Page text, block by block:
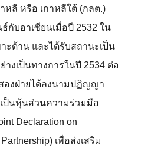
ลี หรือ เกาหลีใต้ (กลต.)
กับอาเซียนเมื่อปี 2532 ใน
ะด้าน และได้รับสถานะเป็น
างเป็นทางการในปี 2534 ต่อ
องฝ่ายได้ลงนามปฏิญญา
ป็นหุ้นส่วนความร่วมมือ
Declaration on
เพื่อส่งเสริม